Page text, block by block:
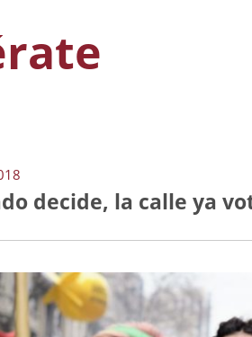
decide, la calle ya